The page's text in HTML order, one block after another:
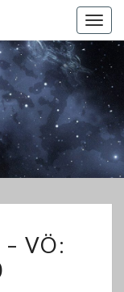
– VÖ: